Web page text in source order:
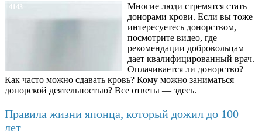
4143
Многие люди стремятся стать
донорами крови. Если вы тоже
интересуетесь донорством,
посмотрите видео, где
рекомендации добровольцам
дает квалифицированный врач.
Оплачивается ли донорство?
Как часто можно сдавать кровь? Кому можно заниматься
донорской деятельностью? Все ответы — здесь.
Правила жизни японца, который дожил до 100
лет